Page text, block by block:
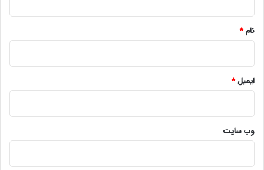
نام*
ایمیل*
وب‌ سایت